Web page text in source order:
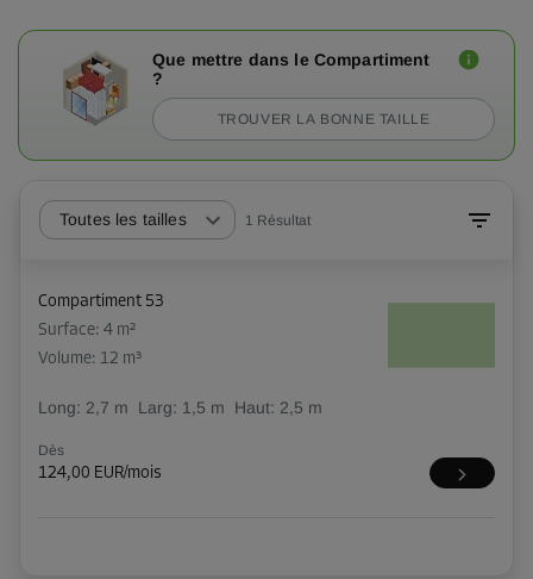
Que mettre dans le Compartiment
?
TROUVER LA BONNE TAILLE
Toutes les tailles 1 Résultat
Compartiment 53
Surface: 4 m²
Volume: 12 m³
Long: 2,7 m Larg: 1,5 m Haut: 2,5 m
Dès
124,00 EUR/mois